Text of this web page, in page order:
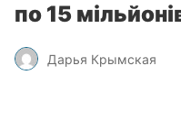
по 15
Дарья Крымская